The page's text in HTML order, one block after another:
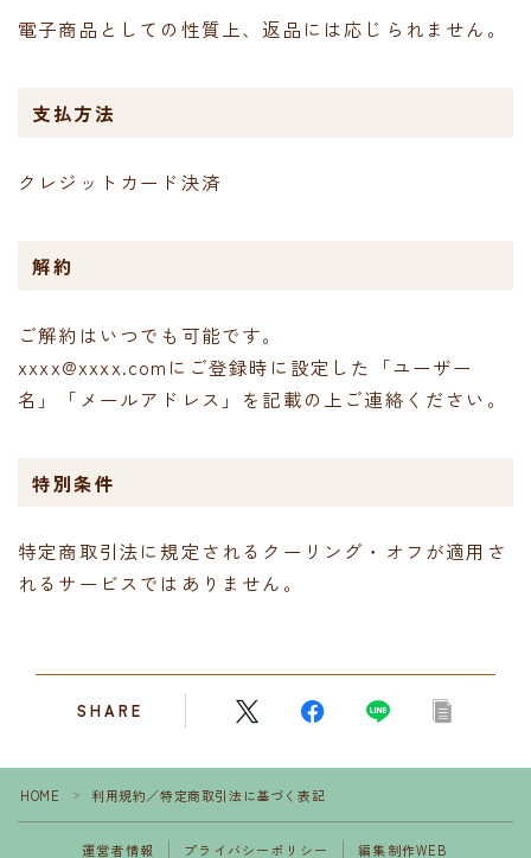
電子商品としての性質上、返品には応じられません。
支払方法
クレジットカード決済
解約
ご解約はいつでも可能です。
xxxx@xxxx.comにご登録時に設定した「ユーザー
名」「メールアドレス」を記載の上ご連絡ください。
特別条件
特定商取引法に規定されるクーリング・オフが適用さ
れるサービスではありません。
SHARE
HOME ＞ 利用規約／特定商取引法に基づく表記
運営者情報 プライバシーポリシー 編集制作WEB